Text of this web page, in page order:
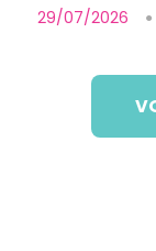
29/07/2026 ●